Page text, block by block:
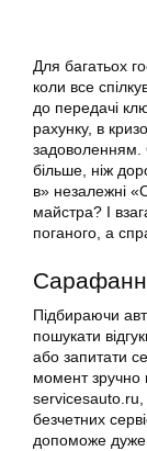
Для багатьох
коли все
до передачі
рахунку, в
задоволенням.
більше, ніж
в» незалежні
майстра? І
поганого, а
Підбираючи
пошукати
або запитати
момент зручно
servicesauto.ru,
безчетних
допоможе дуже